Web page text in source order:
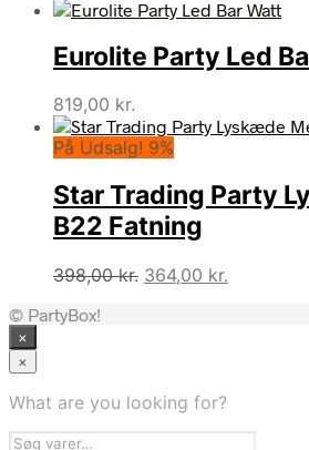
Eurolite Party Led
819,00 kr.
På Udsalg! 9%
Star Trading Party
B22 Fatning
398,00kr. Den
364,00 kr.
© PartyBox!
×
×
What are you looking for?